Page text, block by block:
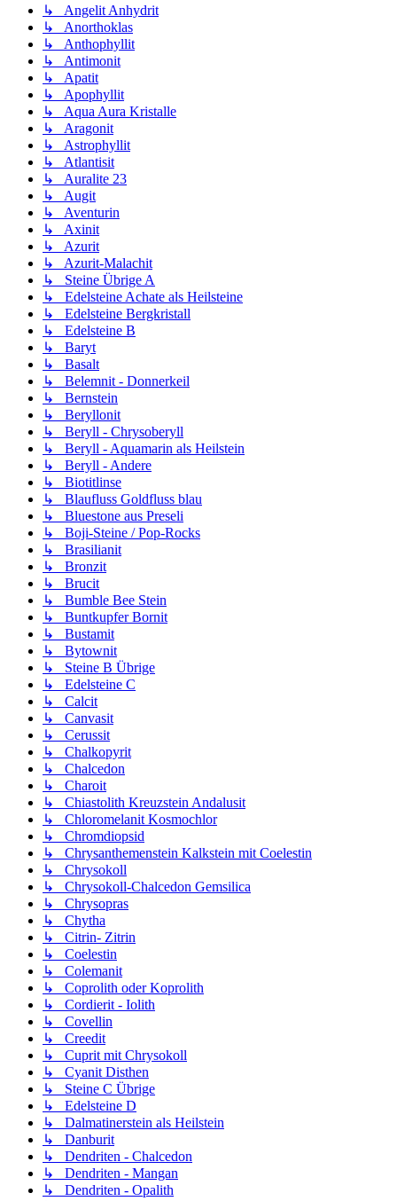
↳ Angelit Anhydrit
↳ Anorthoklas
↳ Anthophyllit
↳ Antimonit
↳ Apatit
↳ Apophyllit
↳ Aqua Aura Kristalle
↳ Aragonit
↳ Astrophyllit
↳ Atlantisit
↳ Auralite 23
↳ Augit
↳ Aventurin
↳ Axinit
↳ Azurit
↳ Azurit-Malachit
↳ Steine Übrige A
↳ Edelsteine Achate als Heilsteine
↳ Edelsteine Bergkristall
↳ Edelsteine B
↳ Baryt
↳ Basalt
↳ Belemnit - Donnerkeil
↳ Bernstein
↳ Beryllonit
↳ Beryll - Chrysoberyll
↳ Beryll - Aquamarin als Heilstein
↳ Beryll - Andere
↳ Biotitlinse
↳ Blaufluss Goldfluss blau
↳ Bluestone aus Preseli
↳ Boji-Steine / Pop-Rocks
↳ Brasilianit
↳ Bronzit
↳ Brucit
↳ Bumble Bee Stein
↳ Buntkupfer Bornit
↳ Bustamit
↳ Bytownit
↳ Steine B Übrige
↳ Edelsteine C
↳ Calcit
↳ Canvasit
↳ Cerussit
↳ Chalkopyrit
↳ Chalcedon
↳ Charoit
↳ Chiastolith Kreuzstein Andalusit
↳ Chloromelanit Kosmochlor
↳ Chromdiopsid
↳ Chrysanthemenstein Kalkstein mit Coelestin
↳ Chrysokoll
↳ Chrysokoll-Chalcedon Gemsilica
↳ Chrysopras
↳ Chytha
↳ Citrin- Zitrin
↳ Coelestin
↳ Colemanit
↳ Coprolith oder Koprolith
↳ Cordierit - Iolith
↳ Covellin
↳ Creedit
↳ Cuprit mit Chrysokoll
↳ Cyanit Disthen
↳ Steine C Übrige
↳ Edelsteine D
↳ Dalmatinerstein als Heilstein
↳ Danburit
↳ Dendriten - Chalcedon
↳ Dendriten - Mangan
↳ Dendriten - Opalith